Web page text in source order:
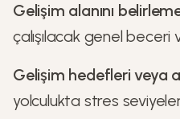
Gelişim alanını
çalışılacak genel beceri
Gelişim hedefleri veya
yolculukta stres